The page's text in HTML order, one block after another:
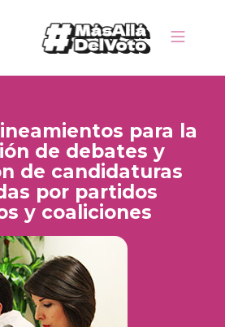
para la
de debates y
de candidaturas
por partidos
y coaliciones